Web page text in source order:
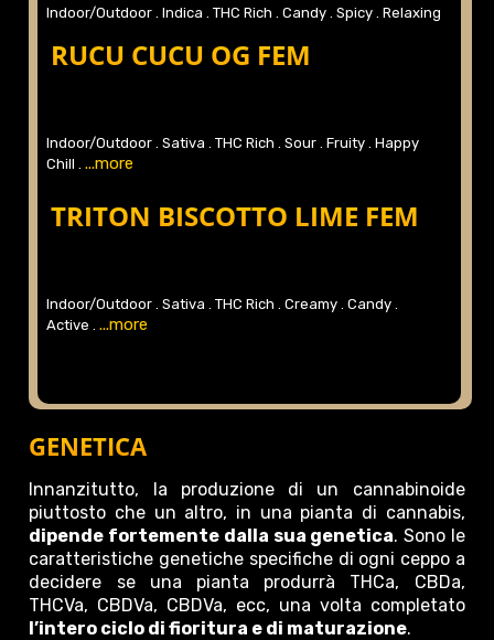
Indoor/Outdoor .Indica .THC Rich .Candy .Spicy .Relaxing
RUCU CUCU OG FEM
Indoor/Outdoor .Sativa .THC Rich .Sour .Fruity .Happy
Chill ....more
TRITON BISCOTTO LIME FEM
Indoor/Outdoor .Sativa .THC Rich .Creamy .Candy .
Active ....more
GENETICA
Innanzitutto, la produzione di un cannabinoide
piuttosto che un altro, in una pianta di cannabis,
dipende fortemente dalla sua genetica. Sono le
caratteristiche genetiche specifiche di ogni ceppo a
decidere se una pianta produrrà THCa, CBDa,
THCVa, CBDVa, CBDVa, ecc, una volta completato
l’intero ciclo di fioritura e di maturazione.